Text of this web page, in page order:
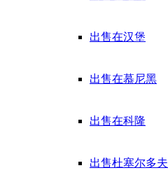
出售在汉堡
出售在慕尼黑
出售在科隆
出售杜塞尔多夫